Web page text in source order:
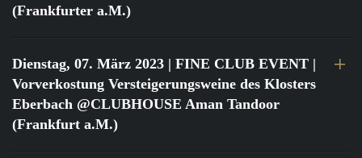
(Frankfurter a.M.)
Dienstag, 07. März 2023 | FINE CLUB EVENT |
Vorverkostung Versteigerungsweine des Klosters
Eberbach @CLUBHOUSE Aman Tandoor
(Frankfurt a.M.)